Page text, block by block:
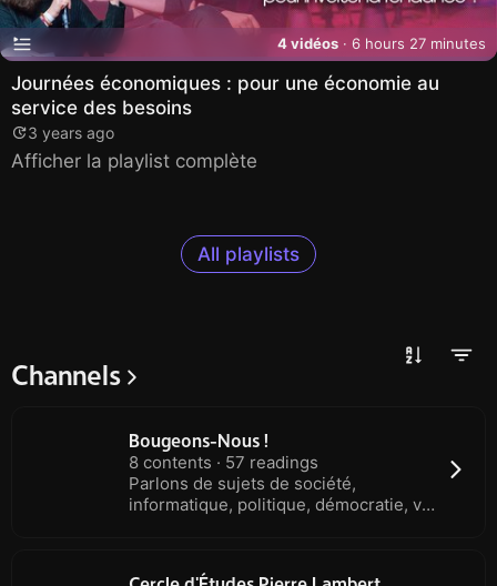
4 vidéos · 6 hours 27 minutes
Journées économiques : pour une économie au
service des besoins
3 years ago
Afficher la playlist complète
All playlists
Channels
Bougeons-Nous !
8 contents · 57 readings
Parlons de sujets de société,
informatique, politique, démocratie, vie